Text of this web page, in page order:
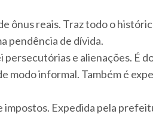
ônus reais. Traz todo o
pendência de dívida.
persecutórias e alienações. É
modo informal. Também é
impostos. Expedida pela